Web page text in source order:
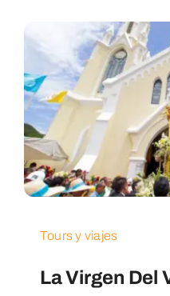
Tours y viajes
La Virgen Del